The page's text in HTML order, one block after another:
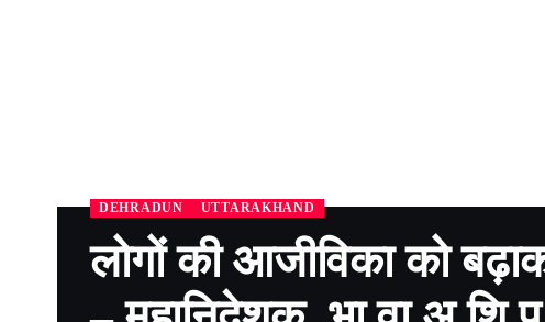
DEHRADUN UTTARAKHAND
लोगों की आजीविका को